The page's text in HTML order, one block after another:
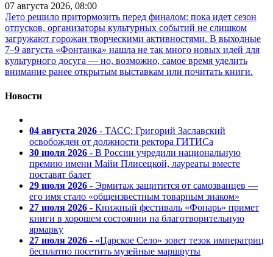
07 августа 2026, 08:00
Лето решило притормозить перед финалом: пока идет сезон
отпусков, организаторы культурных событий не слишком
загружают горожан творческими активностями. В выходные
7–9 августа «Фонтанка» нашла не так много новых идей для
культурного досуга — но, возможно, самое время уделить
внимание ранее открытым выставкам или почитать книги.
Новости
04 августа 2026 - ТАСС: Григорий Заславский
освобожден от должности ректора ГИТИСа
30 июля 2026 - В России учредили национальную
премию имени Майи Плисецкой, лауреаты вместе
поставят балет
29 июля 2026 - Эрмитаж защитится от самозванцев —
его имя стало «общеизвестным товарным знаком»
27 июля 2026 - Книжный фестиваль «Фонарь» примет
книги в хорошем состоянии на благотворительную
ярмарку
27 июля 2026 - «Царское Село» зовет тезок императриц
бесплатно посетить музейные маршруты